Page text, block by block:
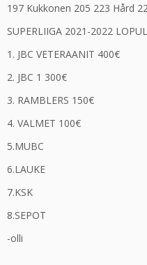
197 Kukkonen 205 223 Hård
SUPERLIIGA 2021-2022
1. JBC VETERAANIT 400€
2. JBC 1 300€
3. RAMBLERS 150€
4. VALMET 100€
5.MUBC
6.LAUKE
7.KSK
8.SEPOT
-olli